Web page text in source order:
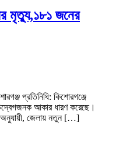
মৃত্যু,১৮১ জনের
প্রতিনিধি: কিশোরগঞ্জে
আকার ধারণ করেছে।
অনুযায়ী, জেলায় নতুন […]